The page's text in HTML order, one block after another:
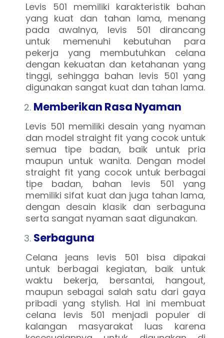
Levis 501 memiliki karakteristik bahan
yang kuat dan tahan lama, menang
pada awalnya, levis 501 dirancang
untuk memenuhi kebutuhan para
pekerja yang membutuhkan celana
dengan kekuatan dan ketahanan yang
tinggi, sehingga bahan levis 501 yang
digunakan sangat kuat dan tahan lama.
Memberikan Rasa Nyaman
Levis 501 memiliki desain yang nyaman
dan model straight fit yang cocok untuk
semua tipe badan, baik untuk pria
maupun untuk wanita. Dengan model
straight fit yang cocok untuk berbagai
tipe badan, bahan levis 501 yang
memiliki sifat kuat dan juga tahan lama,
dengan desain klasik dan serbaguna
serta sangat nyaman saat digunakan.
Serbaguna
Celana jeans levis 501 bisa dipakai
untuk berbagai kegiatan, baik untuk
waktu bekerja, bersantai, hangout,
maupun sebagai salah satu dari gaya
pribadi yang stylish. Hal ini membuat
celana levis 501 menjadi populer di
kalangan masyarakat luas karena